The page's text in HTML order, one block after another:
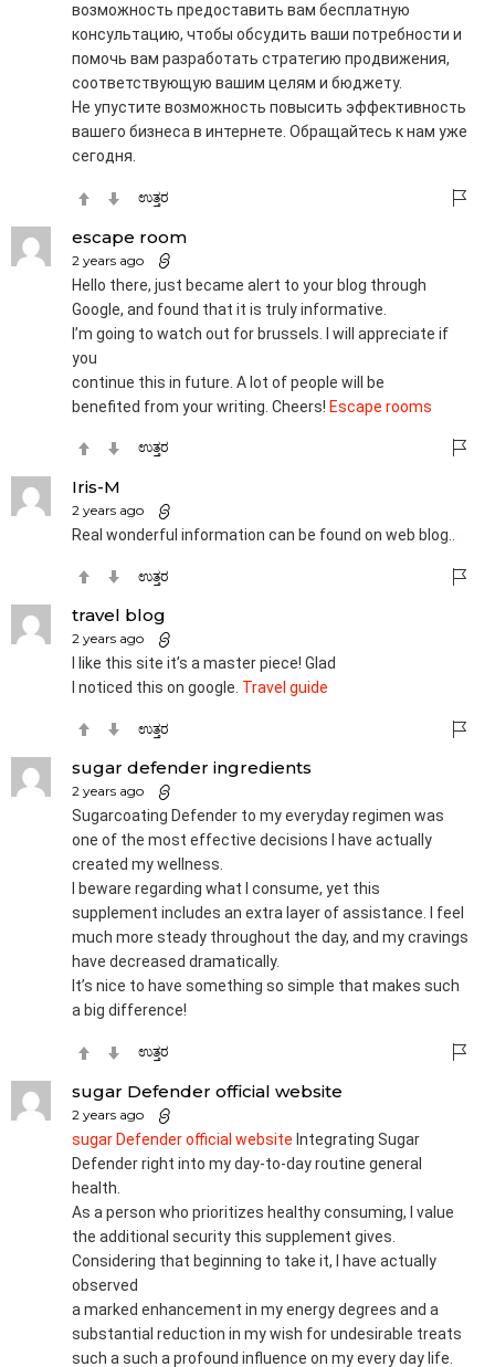
возможность предоставить вам бесплатную
консультацию, чтобы обсудить ваши потребности и
помочь вам разработать стратегию продвижения,
соответствующую вашим целям и бюджету.
Не упустите возможность повысить эффективность
вашего бизнеса в интернете. Обращайтесь к нам уже
сегодня.
ಉತ್ತರ
escape room
2 years ago
Hello there, just became alert to your blog through
Google, and found that it is truly informative.
I’m going to watch out for brussels. I will appreciate if
you
continue this in future. A lot of people will be
benefited from your writing. Cheers! Escape rooms
ಉತ್ತರ
Iris-M
2 years ago
Real wonderful information can be found on web blog.
ಉತ್ತರ
travel blog
2 years ago
I like this site it’s a master piece! Glad
I noticed this on google. Travel guide
ಉತ್ತರ
sugar defender ingredients
2 years ago
Sugarcoating Defender to my everyday regimen was
one of the most effective decisions I have actually
created my wellness.
I beware regarding what I consume, yet this
supplement includes an extra layer of assistance. I feel
much more steady throughout the day, and my cravings
have decreased dramatically.
It’s nice to have something so simple that makes such
a big difference!
ಉತ್ತರ
sugar Defender official website
2 years ago
sugar Defender official website Integrating Sugar
Defender right into my day-to-day routine general
health.
As a person who prioritizes healthy consuming, I value
the additional security this supplement gives.
Considering that beginning to take it, I have actually
observed
a marked enhancement in my energy degrees and a
substantial reduction in my wish for undesirable treats
such a such a profound influence on my every day life.